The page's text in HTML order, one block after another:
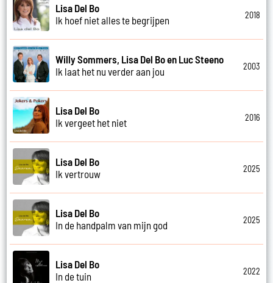
Lisa Del Bo
Ik hoef niet alles te begrijpen
2018
Willy Sommers, Lisa Del Bo en Luc Steeno
Ik laat het nu verder aan jou
2003
Lisa Del Bo
Ik vergeet het niet
2016
Lisa Del Bo
Ik vertrouw
2025
Lisa Del Bo
In de handpalm van mijn god
2025
Lisa Del Bo
In de tuin
2022